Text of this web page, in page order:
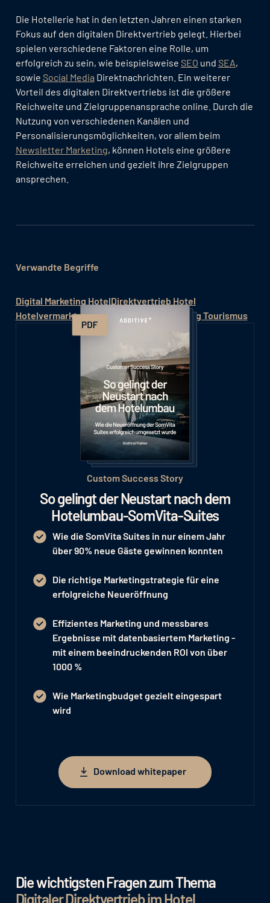
Die Hotellerie hat in den letzten Jahren einen starken
Fokus auf den digitalen Direktvertrieb gelegt. Hierbei
spielen verschiedene Faktoren eine Rolle, um
erfolgreich zu sein, wie beispielsweise SEO und SEA,
sowie Social Media Direktnachrichten. Ein weiterer
Vorteil des digitalen Direktvertriebs ist die größere
Reichweite und Zielgruppenansprache online. Durch die
Nutzung von verschiedenen Kanälen und
Personalisierungsmöglichkeiten, vor allem beim
Newsletter Marketing, können Hotels eine größere
Reichweite erreichen und gezielt ihre Zielgruppen
ansprechen.
Verwandte Begriffe
Digital Marketing HotelDirektvertrieb Hotel
HotelvermarktungMarketing Hotel Marketing Tourismus
Custom Success Story
So gelingt der Neustart nach dem
Hotelumbau-SomVita-Suites
Wie die SomVita Suites in nur einem Jahr
über 90% neue Gäste gewinnen konnten
Die richtige Marketingstrategie für eine
erfolgreiche Neueröffnung
Effizientes Marketing und messbares
Ergebnisse mit datenbasiertem Marketing -
mit einem beeindruckenden ROI von über
1000 %
Wie Marketingbudget gezielt eingespart
wird
Download whitepaper
Download whitepaper
Die wichtigsten Fragen zum Thema
Digitaler Direktvertrieb im Hotel